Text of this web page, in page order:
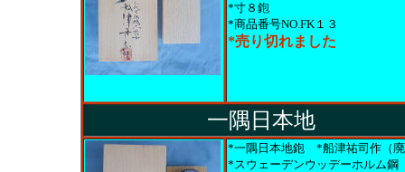
*寸８鉋
*商品番号NO.FK１３
*売り切れました
一隅日本地
*一隅日本地鉋 *船津祐司作（
*スウェーデンウッデーホルム鋼